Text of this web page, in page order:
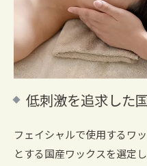
低刺激を追求した
フェイシャルで使用するワ
とする国産ワックスを選定